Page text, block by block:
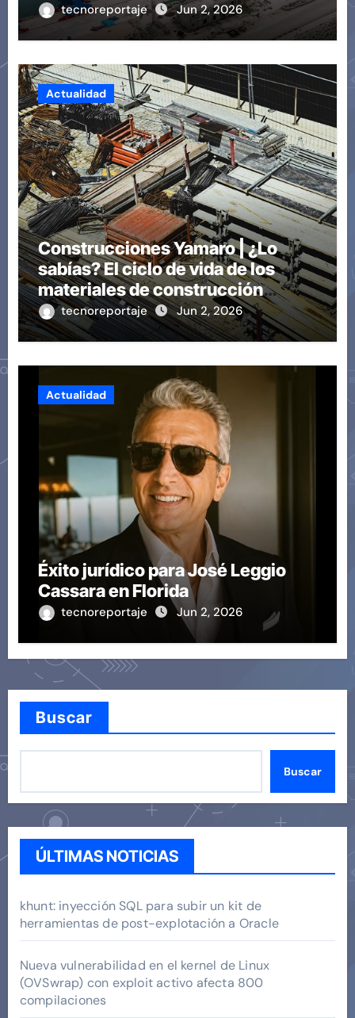
tecnoreportaje Jun 2, 2026
Actualidad
Construcciones Yamaro | ¿Lo
sabías? El ciclo de vida de los
materiales de construcción
revoluciona eficiencia en
proyectos modernos
tecnoreportaje Jun 2, 2026
Actualidad
Éxito jurídico para José Leggio
Cassara en Florida
tecnoreportaje Jun 2, 2026
Buscar
Buscar
ÚLTIMAS NOTICIAS
khunt: inyección SQL para subir un kit de
herramientas de post-explotación a Oracle
Nueva vulnerabilidad en el kernel de Linux
(OVSwrap) con exploit activo afecta 800
compilaciones